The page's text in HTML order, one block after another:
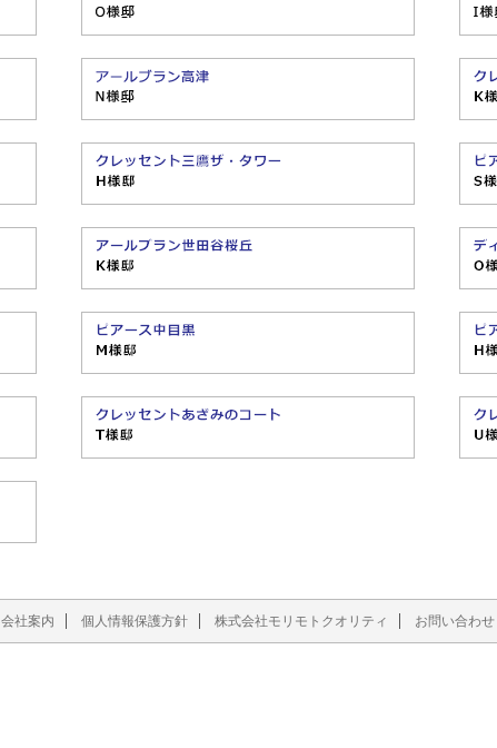
会社案内 個人情報保護方針 株式会社モリモトクオリティ お問い合わせ